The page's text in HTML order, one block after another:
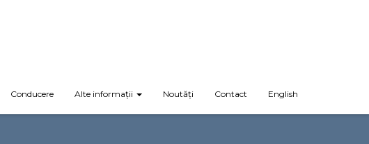
Conducere Alte informații Noutăți Contact English